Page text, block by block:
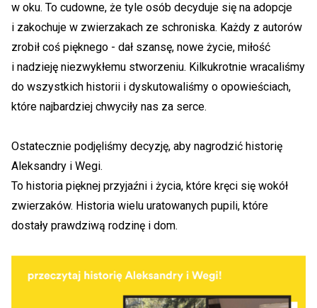
w oku. To cudowne, że tyle osób decyduje się na adopcje
i zakochuje w zwierzakach ze schroniska. Każdy z autorów
zrobił coś pięknego - dał szansę, nowe życie, miłość
i nadzieję niezwykłemu stworzeniu. Kilkukrotnie wracaliśmy
do wszystkich historii i dyskutowaliśmy o opowieściach,
które najbardziej chwyciły nas za serce.
Ostatecznie podjęliśmy decyzję, aby nagrodzić historię
Aleksandry i Wegi.
To historia pięknej przyjaźni i życia, które kręci się wokół
zwierzaków. Historia wielu uratowanych pupili, które
dostały prawdziwą rodzinę i dom.